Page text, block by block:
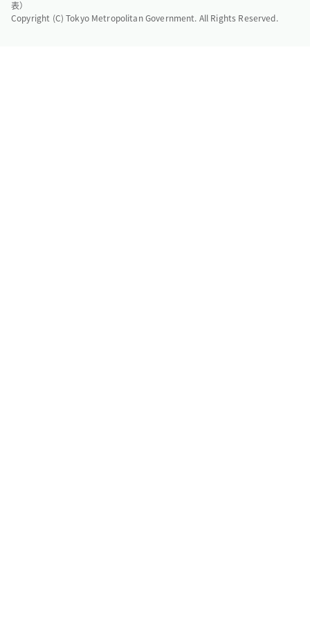
表）
Copyright (C) Tokyo Metropolitan Government. All Rights Reserved.